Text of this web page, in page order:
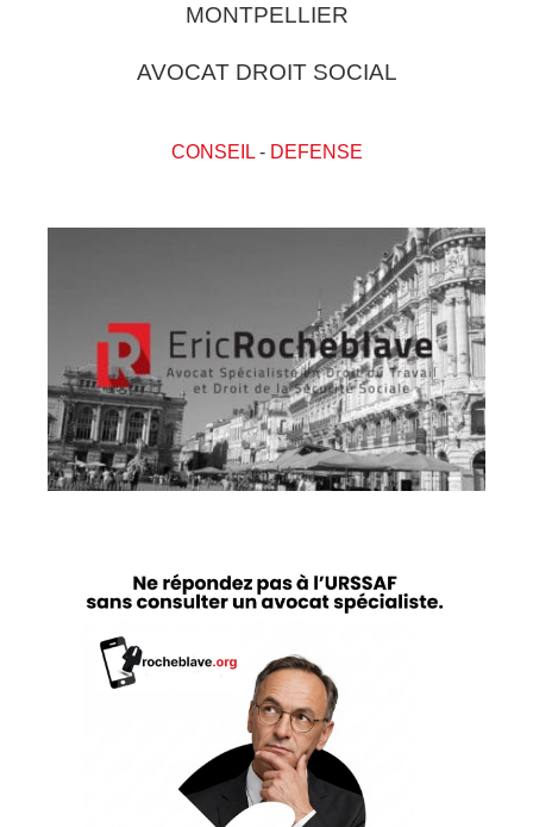
MONTPELLIER
AVOCAT DROIT SOCIAL
CONSEIL- DEFENSE